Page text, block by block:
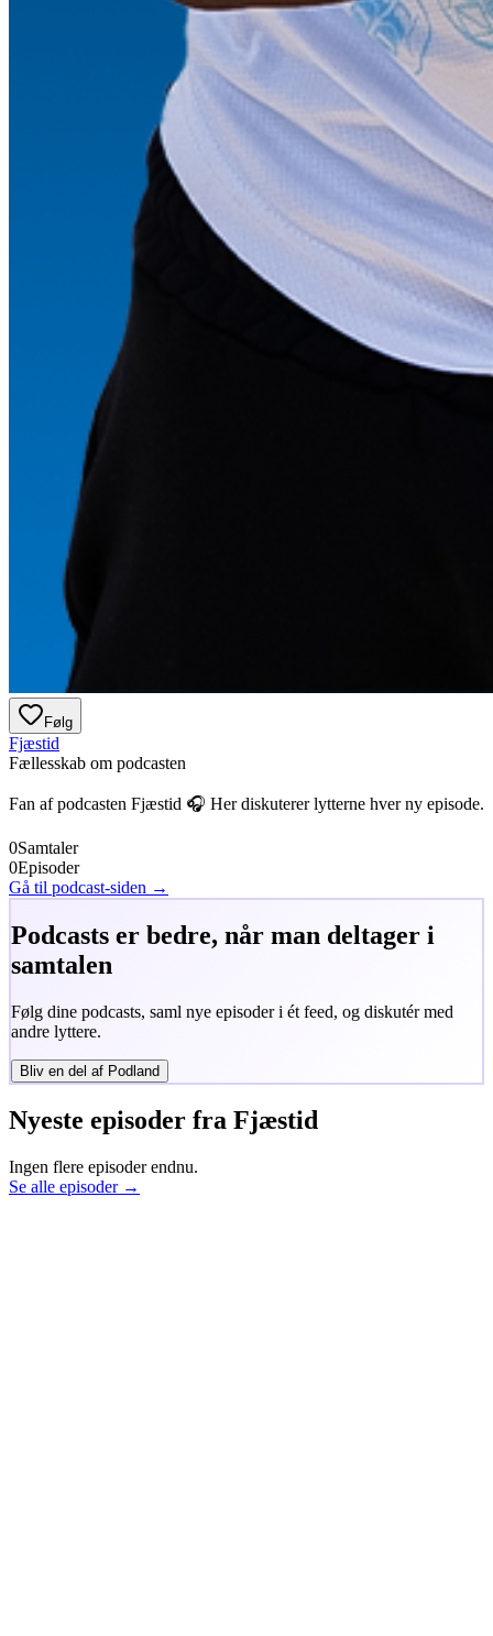
Følg
Fjæstid
Fællesskab om podcasten
Fan af podcasten Fjæstid 🎧 Her diskuterer lytterne hver ny episode.
0Samtaler
0Episoder
Gå til podcast-siden →
Podcasts er bedre, når man deltager i
samtalen
Følg dine podcasts, saml nye episoder i ét feed, og diskutér med
andre lyttere.
Bliv en del af Podland
Nyeste episoder fra Fjæstid
Ingen flere episoder endnu.
Se alle episoder →